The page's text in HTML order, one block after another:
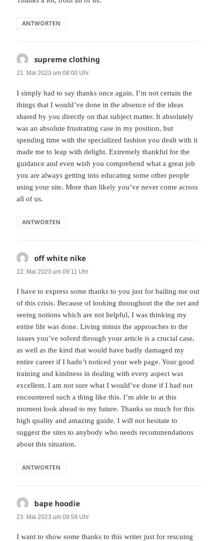
ANTWORTEN
supreme clothing
21. Mai 2023 um 08:00 Uhr
I simply had to say thanks once again. I’m not certain the
things that I would’ve done in the absence of the ideas
shared by you directly on that subject matter. It absolutely
was an absolute frustrating case in my position, but
spending time with the specialized fashion you dealt with it
made me to leap with delight. Extremely thankful for the
guidance and even wish you comprehend what a great job
you are always getting into educating some other people
using your site. More than likely you’ve never come across
all of us.
ANTWORTEN
off white nike
22. Mai 2023 um 09:11 Uhr
I have to express some thanks to you just for bailing me out
of this crisis. Because of looking throughout the the net and
seeing notions which are not helpful, I was thinking my
entire life was done. Living minus the approaches to the
issues you’ve solved through your article is a crucial case,
as well as the kind that would have badly damaged my
entire career if I hadn’t noticed your web page. Your good
training and kindness in dealing with every aspect was
excellent. I am not sure what I would’ve done if I had not
encountered such a thing like this. I’m able to at this
moment look ahead to my future. Thanks so much for this
high quality and amazing guide. I will not hesitate to
suggest the sites to anybody who needs recommendations
about this situation.
ANTWORTEN
bape hoodie
23. Mai 2023 um 09:58 Uhr
I want to show some thanks to this writer just for rescuing